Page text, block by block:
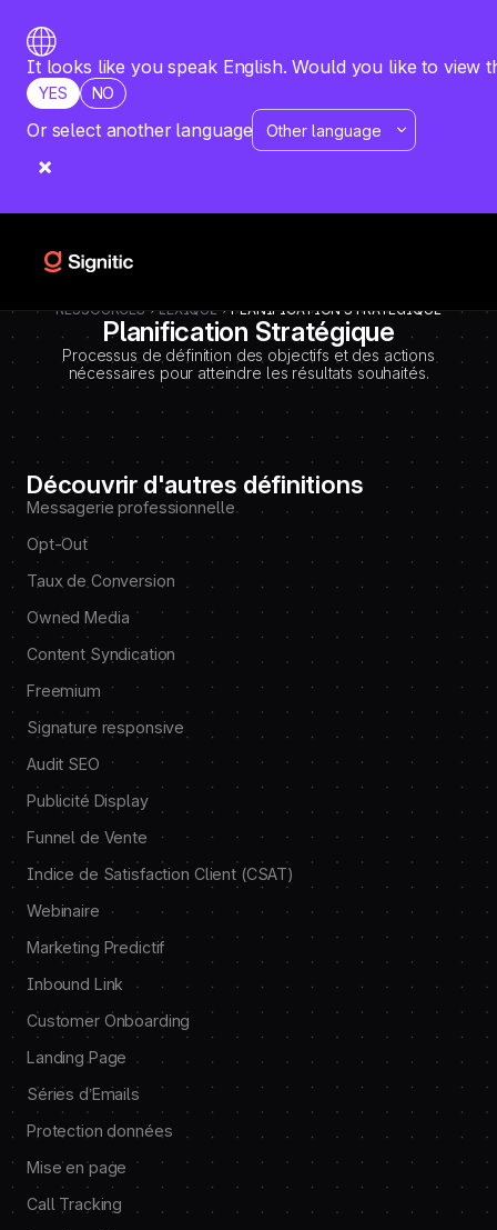
DEBUT CODE E - TEMPLATE CMS DEFINITIONS / LEXIQUE
Emplacement Webflow: Template CMS Definitions > Page settings >
Custom code > Inside tag
It looks like you speak English. Would you like to view
YES NO
Or select another language
RESSOURCES LEXIQUE PLANIFICATION STRATÉGIQUE
Planification Stratégique
Processus de définition des objectifs et des actions
nécessaires pour atteindre les résultats souhaités.
Découvrir d'autres définitions
Messagerie professionnelle
Opt-Out
Taux de Conversion
Owned Media
Content Syndication
Freemium
Signature responsive
Audit SEO
Publicité Display
Funnel de Vente
Indice de Satisfaction Client (CSAT)
Webinaire
Marketing Predictif
Inbound Link
Customer Onboarding
Landing Page
Séries d’Emails
Protection données
Mise en page
Call Tracking